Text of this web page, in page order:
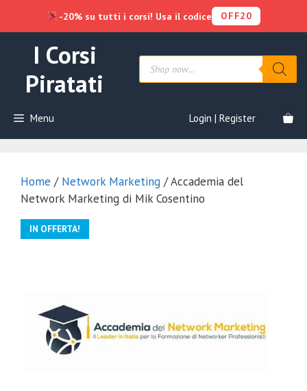
contenuto
I Corsi
Piratati
Products
search
Menu Login | Register
Home / Network Marketing / Accademia del
Network Marketing di Mik Cosentino
IN OFFERTA!
-20% su tutti i corsi! Usa il codice OFF20